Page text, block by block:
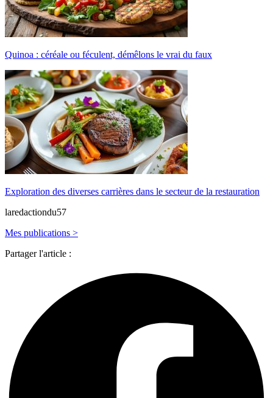
Quinoa : céréale ou féculent, démêlons le vrai du faux
Exploration des diverses carrières dans le secteur de la restauration
laredactiondu57
Mes publications >
Partager l'article :